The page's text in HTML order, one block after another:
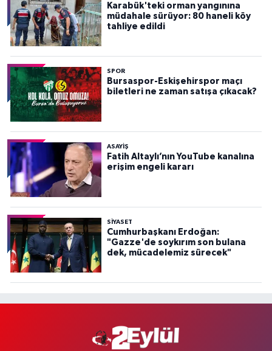
Karabük'teki orman yangınına
müdahale sürüyor: 80 haneli köy
tahliye edildi
SPOR
Bursaspor-Eskişehirspor maçı
biletleri ne zaman satışa çıkacak?
ASAYİŞ
Fatih Altaylı’nın YouTube kanalına
erişim engeli kararı
SİYASET
Cumhurbaşkanı Erdoğan:
"Gazze'de soykırım son bulana
dek, mücadelemiz sürecek"